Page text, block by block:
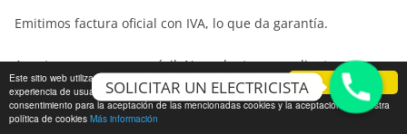
Vale
Este sitio web utiliza cookies para que usted tenga la mejor
experiencia de usuario. Si continúa navegando está dando su
consentimiento para la aceptación de las mencionadas cookies y la aceptación de nuestra
política de cookies Más información
Emitimos factura oficial con IVA, lo que da garantía.
Aceptamos pago con móvil. Nos adaptamos a clientes
profesionales, ofreciendo seguridad.
SOLICITAR UN ELECTRICISTA